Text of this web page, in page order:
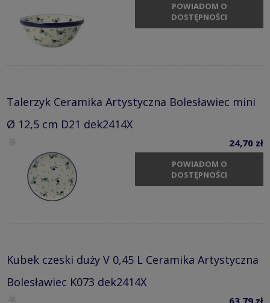
POWIADOM O
DOSTĘPNOŚCI
Talerzyk Ceramika Artystyczna Bolesławiec mini
Ø 12,5 cm D21 dek2414X
24,70 zł
POWIADOM O
DOSTĘPNOŚCI
Kubek czeski duży V 0,45 L Ceramika Artystyczna
Bolesławiec K073 dek2414X
63,79 zł